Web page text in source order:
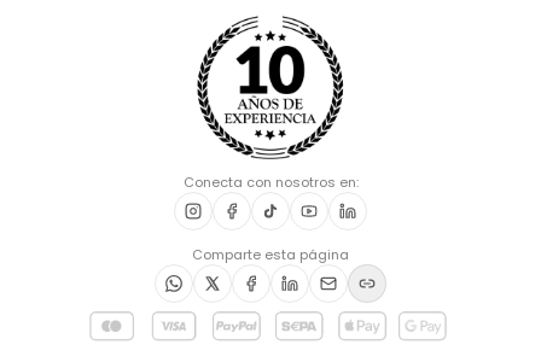
Conecta con nosotros en:
Comparte esta página